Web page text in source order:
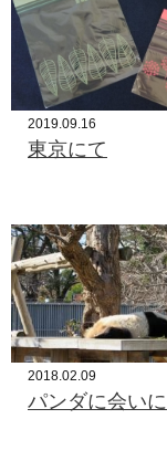
2019.09.16
東京にて
2018.02.09
パンダに会いに